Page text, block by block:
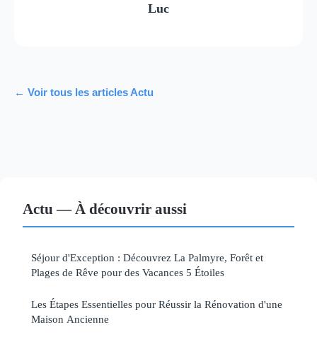
Luc
← Voir tous les articles Actu
Actu — À découvrir aussi
Séjour d'Exception : Découvrez La Palmyre, Forêt et
Plages de Rêve pour des Vacances 5 Étoiles
Les Étapes Essentielles pour Réussir la Rénovation d'une
Maison Ancienne